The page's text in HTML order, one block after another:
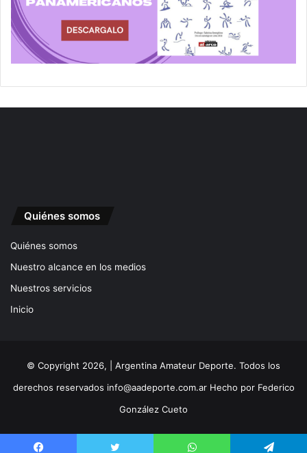
Quiénes somos
Quiénes somos
Nuestro alcance en los medios
Nuestros servicios
Inicio
© Copyright 2026, | Argentina Amateur Deporte. Todos los
derechos reservados info@aadeporte.com.arHecho por Federico
González Cueto